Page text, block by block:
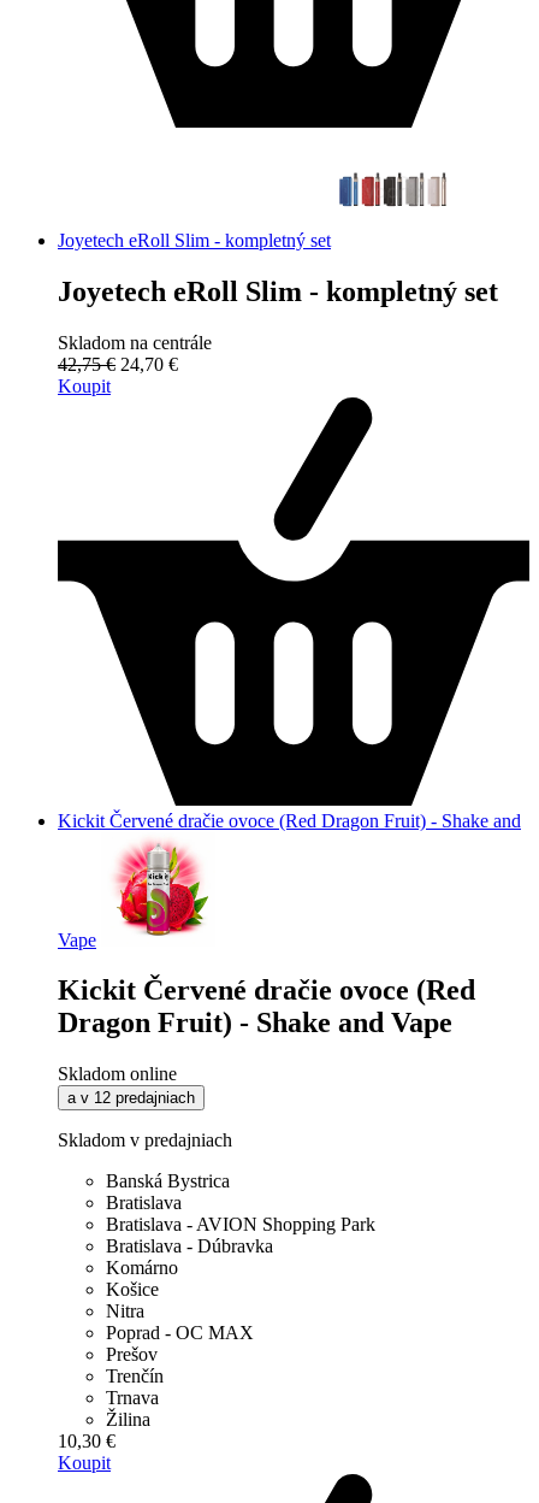
Joyetech eRoll Slim - kompletný set
Joyetech eRoll Slim - kompletný set
Skladom na centrále
42,75 € 24,70 €
Koupit
Kickit Červené dračie ovoce (Red Dragon Fruit) - Shake and
Vape
Kickit Červené dračie ovoce (Red
Dragon Fruit) - Shake and Vape
Skladom online
a v 12 predajniach
Skladom v predajniach
Banská Bystrica
Bratislava
Bratislava - AVION Shopping Park
Bratislava - Dúbravka
Komárno
Košice
Nitra
Poprad - OC MAX
Prešov
Trenčín
Trnava
Žilina
10,30 €
Koupit